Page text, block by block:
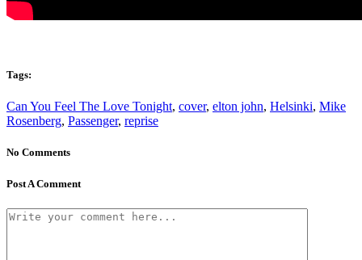
Tags:
Can You Feel The Love Tonight, cover, elton john, Helsinki, Mike
Rosenberg, Passenger, reprise
No Comments
Post A Comment